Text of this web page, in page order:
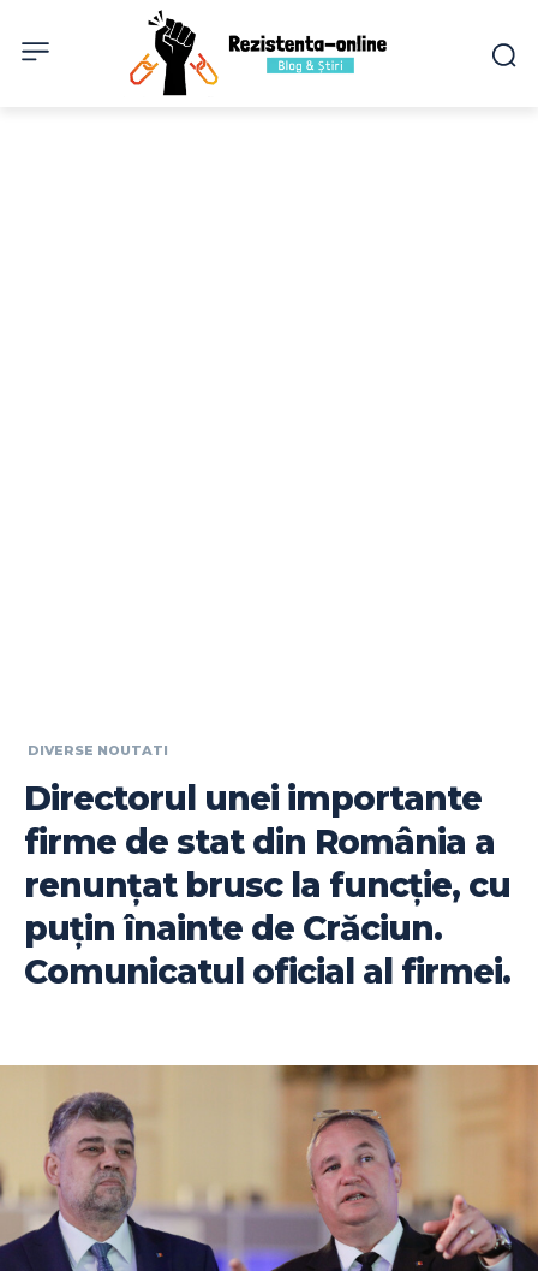
DIVERSE NOUTATI
Directorul unei importante
firme de stat din România a
renunțat brusc la funcție, cu
puțin înainte de Crăciun.
Comunicatul oficial al firmei.